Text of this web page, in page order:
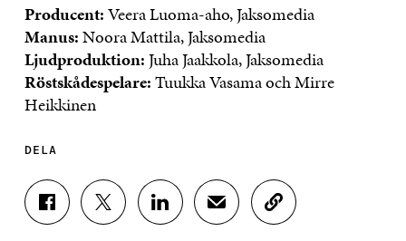
Producent:Veera Luoma-aho, Jaksomedia
Manus:Noora Mattila, Jaksomedia
Ljudproduktion:Juha Jaakkola, Jaksomedia
Röstskådespelare:Tuukka Vasama och Mirre
Heikkinen
DELA
D
E
D
E
D
E
D
E
K
O